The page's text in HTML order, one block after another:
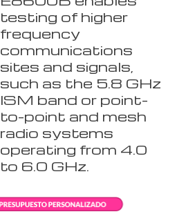
testing of higher
frequency
communications
sites and signals,
such as the 5.8 GHz
ISM band or point-
to-point and mesh
radio systems
operating from 4.0
to 6.0 GHz.